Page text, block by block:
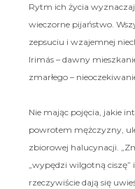
Rytm ich życia
wieczorne pijaństwo.
zepsuciu i wzajemnej
Irimás – dawny
zmarłego –
Nie mając pojęcia, jakie
powrotem mężczyzny,
zbiorowej halucynacji.
„wypędzi wilgotną
rzeczywiście dają się